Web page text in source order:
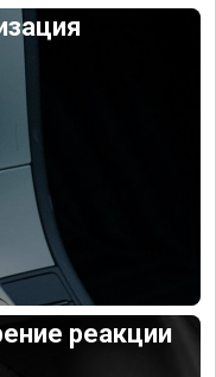
реакции